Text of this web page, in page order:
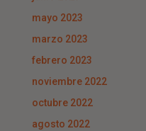
mayo 2023
marzo 2023
febrero 2023
noviembre 2022
octubre 2022
agosto 2022